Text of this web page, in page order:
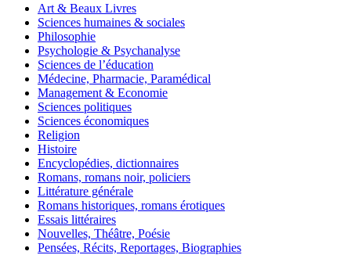
Art & Beaux Livres
Sciences humaines & sociales
Philosophie
Psychologie & Psychanalyse
Sciences de l’éducation
Médecine, Pharmacie, Paramédical
Management & Economie
Sciences politiques
Sciences économiques
Religion
Histoire
Encyclopédies, dictionnaires
Romans, romans noir, policiers
Littérature générale
Romans historiques, romans érotiques
Essais littéraires
Nouvelles, Théâtre, Poésie
Pensées, Récits, Reportages, Biographies